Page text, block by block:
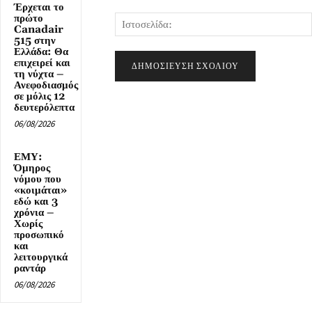
Έρχεται το
πρώτο
Canadair
515 στην
Ελλάδα: Θα
επιχειρεί και
τη νύχτα –
Ανεφοδιασμός
σε μόλις 12
δευτερόλεπτα
06/08/2026
ΕΜΥ:
Όμηρος
νόμου που
«κοιμάται»
εδώ και 3
χρόνια –
Χωρίς
προσωπικό
και
λειτουργικά
ραντάρ
06/08/2026